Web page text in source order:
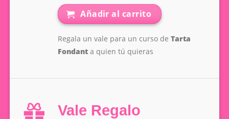
Añadir al carrito
Regala un vale para un curso de Tarta
Fondanta quien tú quieras
Vale Regalo